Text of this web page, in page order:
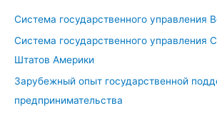
Система государственного управления
Система государственного управления
Штатов Америки
Зарубежный опыт государственной
предпринимательства